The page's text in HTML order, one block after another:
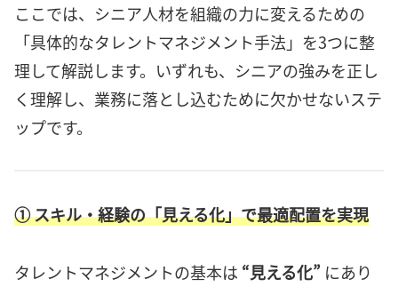
ここでは、シニア人材を組織の力に変えるための
「具体的なタレントマネジメント手法」を3つに整
理して解説します。いずれも、シニアの強みを正し
く理解し、業務に落とし込むために欠かせないステ
ップです。
① スキル・経験の「見える化」で最適配置を実現
タレントマネジメントの基本は “見える化” にあり